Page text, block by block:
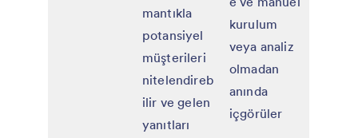
mantıkla
potansiyel
müşterileri
nitelendireb
ilir ve gelen
yanıtları
kurulum
veya analiz
olmadan
anında
içgörüler